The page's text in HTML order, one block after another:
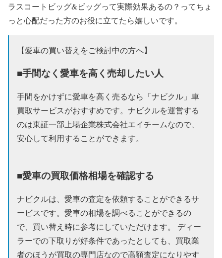
ラスコートビッグ&ビッグって実際効果あるの？ってちょ
っと心配だった方のお役に立てたら嬉しいです。
【愛車の買い替えをご検討中の方へ】
■手間なく愛車を高く売却したい人
手間をかけずに愛車を高く売るなら「ナビクル」車
買取サービスがおすすめです。ナビクルを運営する
のは東証一部上場企業株式会社エイチームなので、
安心して利用することができます。
■愛車の買取価格相場を確認する
ナビクルは、愛車の査定を依頼することができるサ
ービスです。愛車の相場を調べることができるの
で、買い替え時に参考にしていただけます。 ディー
ラーでの下取りが好条件であったとしても、買取業
者のほうが買取の専門店なので高額査定になりやす